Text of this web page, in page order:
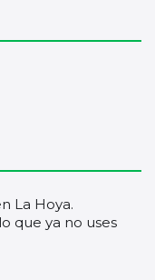
La Hoya.
que ya no uses